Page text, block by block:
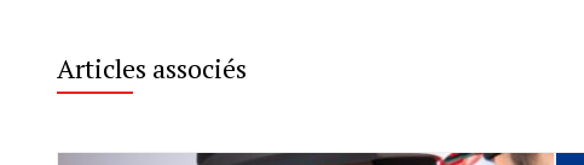
Articles associés